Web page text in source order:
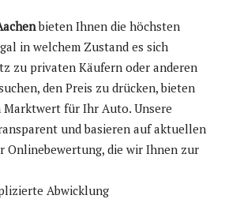
bieten Ihnen die höchsten
in welchem Zustand es sich
zu privaten Käufern oder anderen
den Preis zu drücken, bieten
Marktwert für Ihr Auto. Unsere
und basieren auf aktuellen
Onlinebewertung, die wir Ihnen zur
Abwicklung